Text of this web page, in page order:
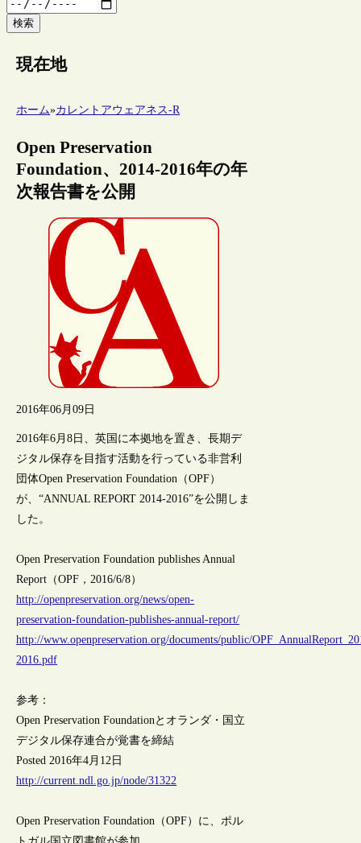
検索
現在地
ホーム»カレントアウェアネス-R
Open Preservation
Foundation、2014-2016年の年
次報告書を公開
2016年06月09日
2016年6月8日、英国に本拠地を置き、長期デ
ジタル保存を目指す活動を行っている非営利
団体Open Preservation Foundation（OPF）
が、“ANNUAL REPORT 2014-2016”を公開しま
した。
Open Preservation Foundation publishes Annual
Report（OPF，2016/6/8）
http://openpreservation.org/news/open-
preservation-foundation-publishes-annual-report/
http://www.openpreservation.org/documents/public/
2016.pdf
参考：
Open Preservation Foundationとオランダ・国立
デジタル保存連合が覚書を締結
Posted 2016年4月12日
http://current.ndl.go.jp/node/31322
Open Preservation Foundation（OPF）に、ポル